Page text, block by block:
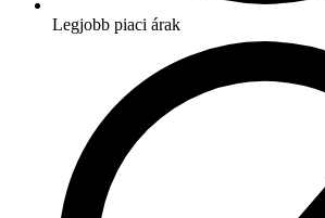
Legjobb piaci árak